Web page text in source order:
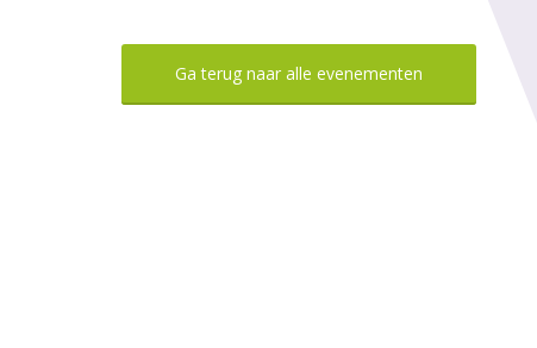
Ga terug naar alle evenementen